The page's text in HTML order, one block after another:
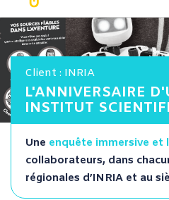
Client : INRIA
L'ANNIVERSAIRE
INSTITUT
Une enquête immersive et
collaborateurs, dans
régionales d’INRIA et au